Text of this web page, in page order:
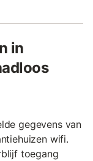
in
gegevens van
wifi.
toegang